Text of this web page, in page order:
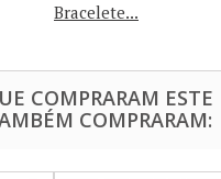
Bracelete...
COMPRARAM ESTE
COMPRARAM: